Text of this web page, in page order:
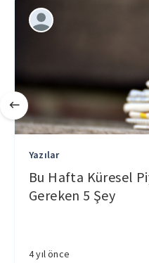
Yazılar
Bu Hafta Küresel
Gereken 5 Şey
4 yıl önce